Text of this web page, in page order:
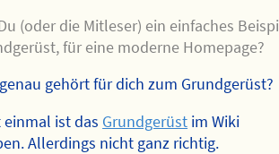
(oder die Mitleser) ein einfaches
für eine moderne Homepage?
gehört für dich zum Grundgerüst?
ist das Grundgerüst im Wiki
Allerdings nicht ganz richtig.